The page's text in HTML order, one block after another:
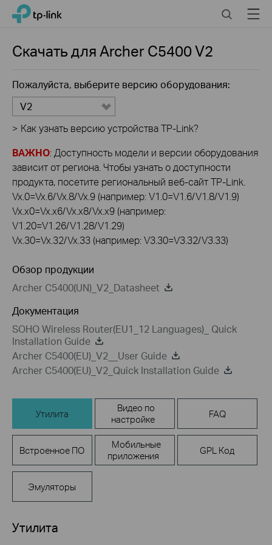
Click
navigation
TP-Link, Reliably Smart SearchMenu
Скачать дляArcher C5400V2
Пожалуйста, выберите версию оборудования:
V2
> Как узнать версию устройства TP-Link?
ВАЖНО: Доступность модели и версии оборудования
зависит от региона. Чтобы узнать о доступности
продукта, посетите региональный веб-сайт TP-Link.
Vx.0=Vx.6/Vx.8/Vx.9 (например: V1.0=V1.6/V1.8/V1.9)
Vx.x0=Vx.x6/Vx.x8/Vx.x9 (например:
V1.20=V1.26/V1.28/V1.29)
Vx.30=Vx.32/Vx.33 (например: V3.30=V3.32/V3.33)
Обзор продукции
Archer C5400(UN)_V2_Datasheet
Документация
SOHO Wireless Router(EU1_12 Languages)_ Quick
Installation Guide
Archer C5400(EU)_V2__User Guide
Archer C5400(EU)_V2_Quick Installation Guide
Утилита
Видео по
настройке
FAQ
Встроенное ПО
Мобильные
приложения
GPL Код
Эмуляторы
Утилита